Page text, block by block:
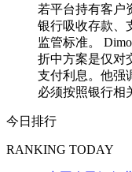
若平台持有客户
银行吸收存款、
监管标准。
折中方案是仅对
支付利息。他强
必须按照银行相
今日排行
RANKING TODAY